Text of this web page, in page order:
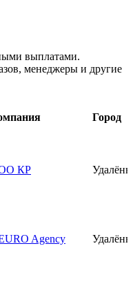
выплатами.
менеджеры и другие
Город
КР
Agency